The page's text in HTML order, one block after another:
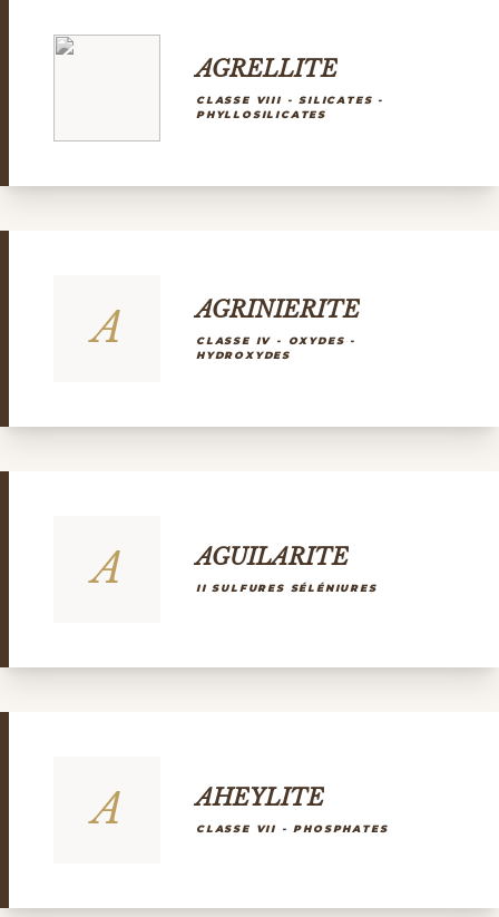
AGRELLITE
CLASSE VIII - SILICATES -
PHYLLOSILICATES
A AGRINIERITE
CLASSE IV - OXYDES -
HYDROXYDES
A AGUILARITE
II SULFURES SÉLÉNIURES
A AHEYLITE
CLASSE VII - PHOSPHATES